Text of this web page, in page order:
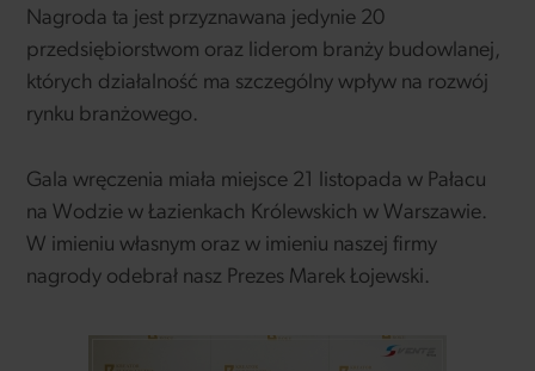
Nagroda ta jest przyznawana jedynie 20
przedsiębiorstwom oraz liderom branży budowlanej,
których działalność ma szczególny wpływ na rozwój
rynku branżowego.
Gala wręczenia miała miejsce 21 listopada w Pałacu
na Wodzie w Łazienkach Królewskich w Warszawie.
W imieniu własnym oraz w imieniu naszej firmy
nagrody odebrał nasz Prezes Marek Łojewski.